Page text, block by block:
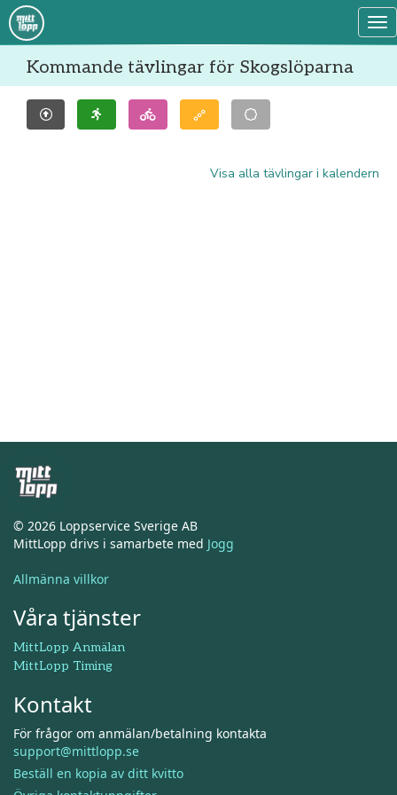
Kommande tävlingar för Skogslöparna
Visa alla tävlingar i kalendern
© 2026 Loppservice Sverige AB
MittLopp drivs i samarbete med Jogg
Allmänna villkor
Våra tjänster
MittLopp Anmälan
MittLopp Timing
Kontakt
För frågor om anmälan/betalning kontakta
support@mittlopp.se
Beställ en kopia av ditt kvitto